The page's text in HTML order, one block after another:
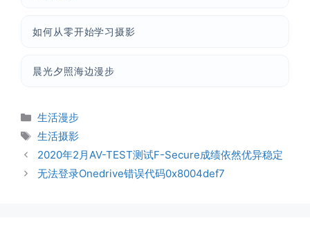
如何从零开始学习摄影
晨光夕照海边漫步
分
类
生活漫步
标
签
生活摄影
2020年2月AV-TEST测试F-Secure成绩依然优异稳定
无法登录Onedrive错误代码0x8004def7
已记不清多少年，没在社交平台主...